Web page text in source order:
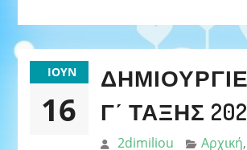
ΙΟΎΝ
16
Γ΄ ΤΆΞΗΣ
2dimiliou Αρχική,